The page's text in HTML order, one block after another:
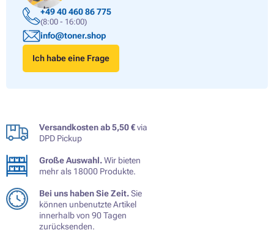
+49 40 460 86 775
(8:00 - 16:00)
info@toner.shop
Ich habe eine Frage
Versandkosten ab 5,50 €via
DPD Pickup
Große Auswahl.Wir bieten
mehr als 18000 Produkte.
Bei uns haben Sie Zeit.Sie
können unbenutzte Artikel
innerhalb von 90 Tagen
zurücksenden.